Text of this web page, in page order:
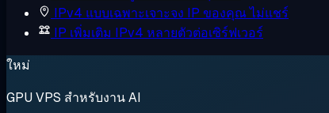
IPv4 แบบเฉพาะเจาะจง IP ของคุณ ไม่แชร์
IP เพิ่มเติม IPv4 หลายตัวต่อเซิร์ฟเวอร์
ใหม่
GPU VPS สำหรับงาน AI